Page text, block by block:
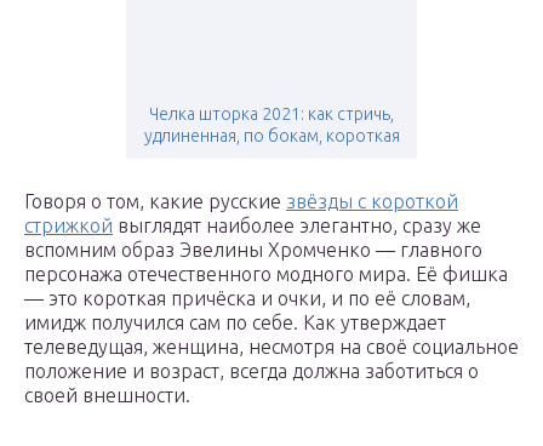
Челка шторка 2021: как стричь,
удлиненная, по бокам, короткая
Говоря о том, какие русские звёзды с короткой
стрижкой выглядят наиболее элегантно, сразу же
вспомним образ Эвелины Хромченко — главного
персонажа отечественного модного мира. Её фишка
— это короткая причёска и очки, и по её словам,
имидж получился сам по себе. Как утверждает
телеведущая, женщина, несмотря на своё социальное
положение и возраст, всегда должна заботиться о
своей внешности.